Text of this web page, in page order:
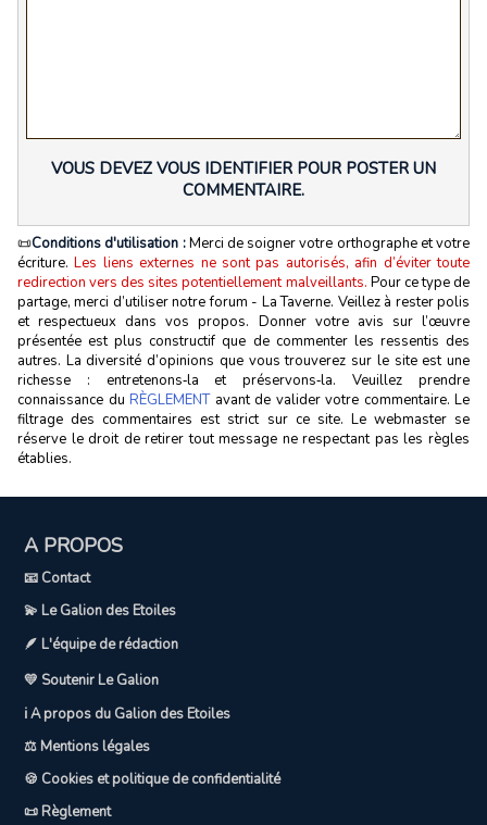
VOUS DEVEZ VOUS IDENTIFIER POUR POSTER UN
COMMENTAIRE.
📜Conditions d'utilisation :Merci de soigner votre orthographe et votre
écriture.Les liens externes ne sont pas autorisés, afin d’éviter toute
redirection vers des sites potentiellement malveillants. Pour ce type de
partage, merci d’utiliser notre forum - La Taverne. Veillez à rester polis
et respectueux dans vos propos. Donner votre avis sur l’œuvre
présentée est plus constructif que de commenter les ressentis des
autres. La diversité d’opinions que vous trouverez sur le site est une
richesse : entretenons‑la et préservons‑la. Veuillez prendre
connaissance du RÈGLEMENTavant de valider votre commentaire. Le
filtrage des commentaires est strict sur ce site. Le webmaster se
réserve le droit de retirer tout message ne respectant pas les règles
établies.
A PROPOS
📧 Contact
💫 Le Galion des Etoiles
🪶 L'équipe de rédaction
💛 Soutenir Le Galion
ℹ️ A propos du Galion des Etoiles
⚖️ Mentions légales
🍪 Cookies et politique de confidentialité
📜 Règlement